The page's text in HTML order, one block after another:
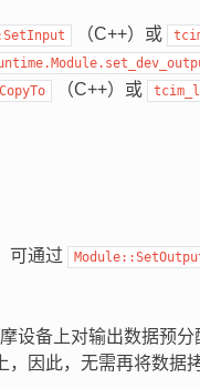
（C++）或
（C++）或
可通过
设备上对输出数据预
因此，无需再将数据